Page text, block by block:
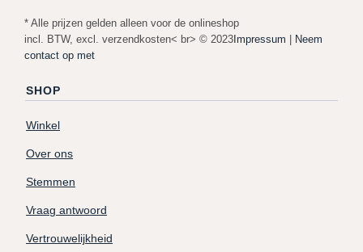
* Alle prijzen gelden alleen voor de onlineshop
incl. BTW, excl. verzendkosten< br> © 2023Impressum | Neem
contact op met
SHOP
Winkel
Over ons
Stemmen
Vraag antwoord
Vertrouwelijkheid